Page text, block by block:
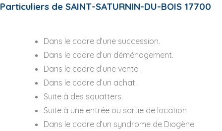
Particuliers de SAINT-SATURNIN-DU-BOIS 17700
Dans le cadre d’une succession.
Dans le cadre d’un déménagement.
Dans le cadre d’une vente.
Dans le cadre d’un achat.
Suite à des squatters.
Suite à une entrée ou sortie de location
Dans le cadre d’un syndrome de Diogène.